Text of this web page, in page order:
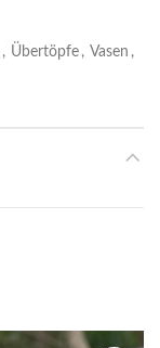
, Übertöpfe , Vasen ,